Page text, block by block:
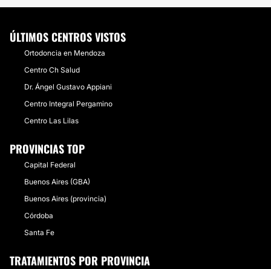
ÚLTIMOS CENTROS VISTOS
Ortodoncia en Mendoza
Centro Ch Salud
Dr. Ángel Gustavo Appiani
Centro Integral Pergamino
Centro Las Lilas
PROVINCIAS TOP
Capital Federal
Buenos Aires (GBA)
Buenos Aires (provincia)
Córdoba
Santa Fe
TRATAMIENTOS POR PROVINCIA